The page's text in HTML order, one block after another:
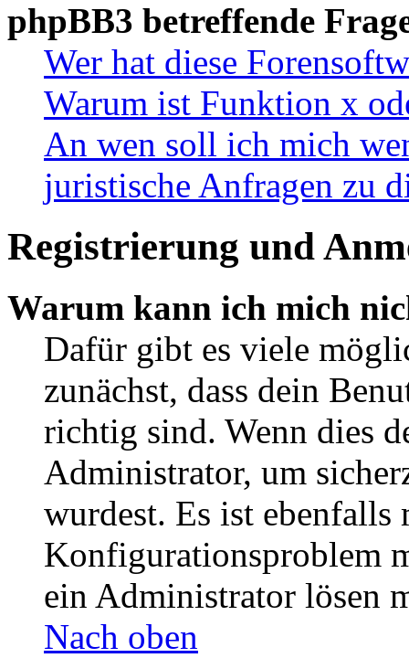
phpBB3 betreffende
Wer hat diese
Warum ist Funktion x
An wen soll ich mich
juristische Anfragen zu
Registrierung und
Warum kann ich mich
Dafür gibt es viele
zunächst, dass dein
richtig sind. Wenn dies
Administrator, um
wurdest. Es ist ebenfalls
Konfigurationsproblem
ein Administrator lösen
Nach oben